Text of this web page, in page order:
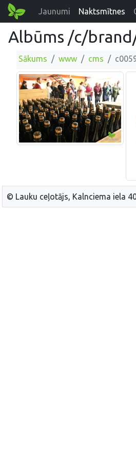
Jaunumi Naktsmītnes
Albūms /c/
Sākums www cms
© Lauku ceļotājs, Kalnciema iela